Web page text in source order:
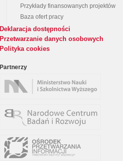
Przykłady finansowanych projektów
Baza ofert pracy
Deklaracja dostępności
Przetwarzanie danych osobowych
Polityka cookies
Partnerzy